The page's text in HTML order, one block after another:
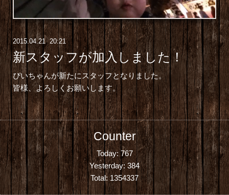
2015.04.21 20:21
新スタッフが加入しました！
ぴいちゃんが新たにスタッフとなりました。
皆様、よろしくお願いします。
Counter
Today:767
Yesterday:384
Total:1354337